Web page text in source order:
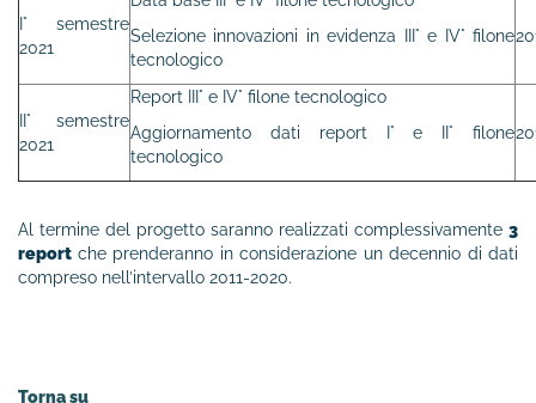
I° semestre
2021
Selezione innovazioni in evidenza III° e IV° filone
tecnologico
II° semestre
2021
Report III° e IV° filone tecnologico
Aggiornamento dati report I° e II° filone
tecnologico
Al termine del progetto saranno realizzati complessivamente 3
report che prenderanno in considerazione un decennio di dati
compreso nell’intervallo 2011-2020.
Torna su